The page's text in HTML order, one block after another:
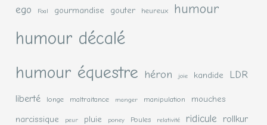
ego Foal gourmandise gouter heureux humour
humour décalé
humour équestre héron joie kandide LDR
liberté longe maltraitance manger manipulation
mouches
narcissique
peur pluie poney Poules relativité ridicule rollkur